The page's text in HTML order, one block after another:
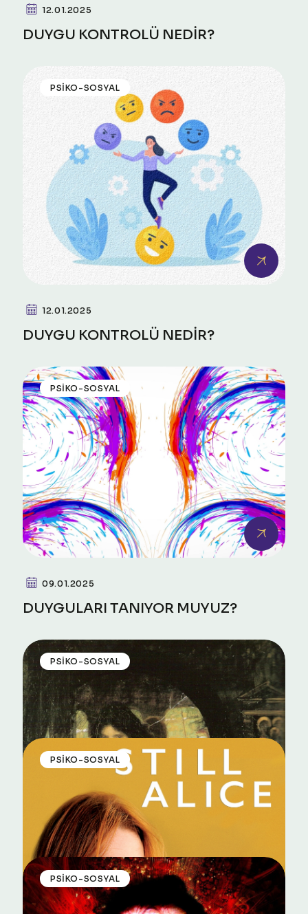
12.01.2025
DUYGU KONTROLÜ NEDİR?
PSIKO-SOSYAL
12.01.2025
DUYGU KONTROLÜ NEDİR?
PSIKO-SOSYAL
09.01.2025
​​​​​​​DUYGULARI TANIYOR MUYUZ?
PSIKO-SOSYAL
PSIKO-SOSYAL
PSIKO-SOSYAL